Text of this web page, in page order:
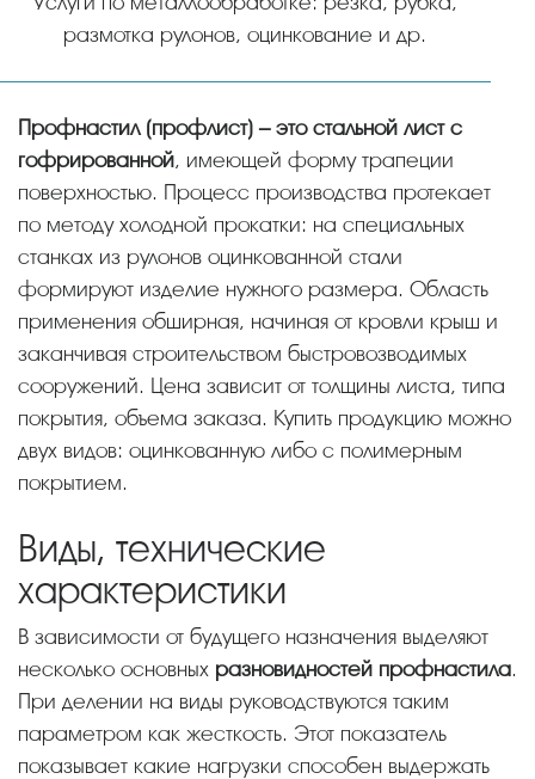
размотка рулонов, оцинкование и др.
Профнастил (профлист) – это стальной лист с
гофрированной, имеющей форму трапеции
поверхностью. Процесс производства протекает
по методу холодной прокатки: на специальных
станках из рулонов оцинкованной стали
формируют изделие нужного размера. Область
применения обширная, начиная от кровли крыш и
заканчивая строительством быстровозводимых
сооружений. Цена зависит от толщины листа, типа
покрытия, объема заказа. Купить продукцию можно
двух видов: оцинкованную либо с полимерным
покрытием.
Виды, технические
характеристики
В зависимости от будущего назначения выделяют
несколько основных разновидностей профнастила.
При делении на виды руководствуются таким
параметром как жесткость. Этот показатель
показывает какие нагрузки способен выдержать